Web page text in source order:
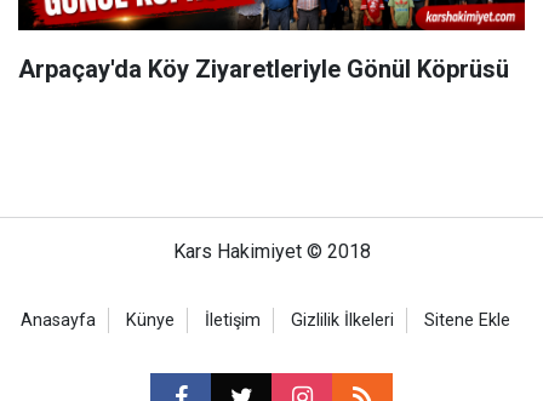
Arpaçay'da Köy Ziyaretleriyle Gönül Köprüsü
Kars Hakimiyet © 2018
Anasayfa Künye İletişim Gizlilik İlkeleri Sitene Ekle